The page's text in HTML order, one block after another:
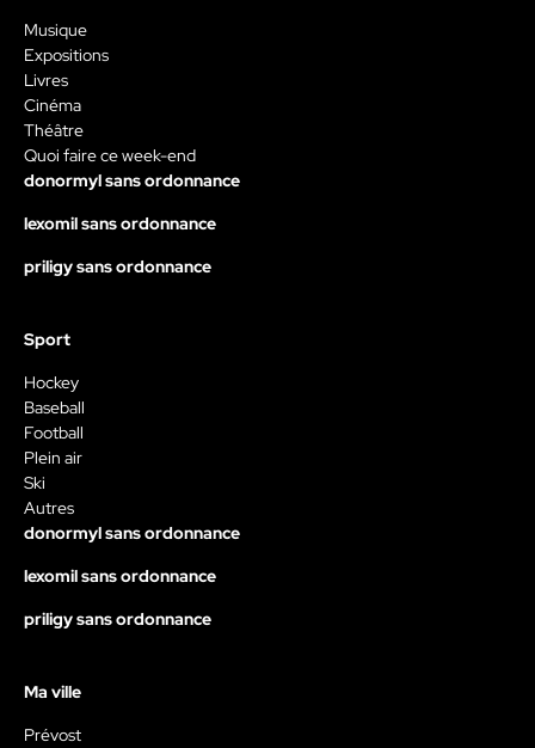
Musique
Expositions
Livres
Cinéma
Théâtre
Quoi faire ce week-end
donormyl sans ordonnance
lexomil sans ordonnance
priligy sans ordonnance
Sport
Hockey
Baseball
Football
Plein air
Ski
Autres
donormyl sans ordonnance
lexomil sans ordonnance
priligy sans ordonnance
Ma ville
Prévost